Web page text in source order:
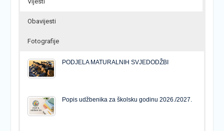
Obavijesti
Fotografije
PODJELA MATURALNIH SVJEDODŽBI
Popis udžbenika za školsku godinu 2026./2027.